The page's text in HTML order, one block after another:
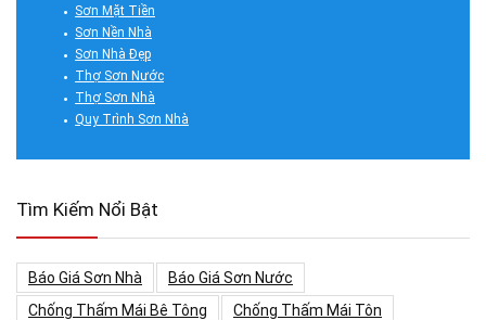
Sơn Mặt Tiền
Sơn Nền Nhà
Sơn Nhà Đẹp
Thợ Sơn Nước
Thợ Sơn Nhà
Quy Trình Sơn Nhà
Tìm Kiếm Nổi Bật
Báo Giá Sơn Nhà
Báo Giá Sơn Nước
Chống Thấm Mái Bê Tông
Chống Thấm Mái Tôn